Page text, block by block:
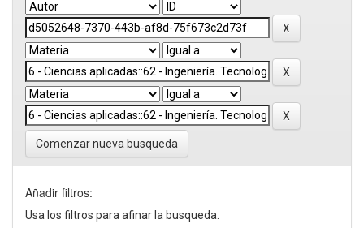
Comenzar nueva busqueda
Añadir filtros:
Usa los filtros para afinar la busqueda.